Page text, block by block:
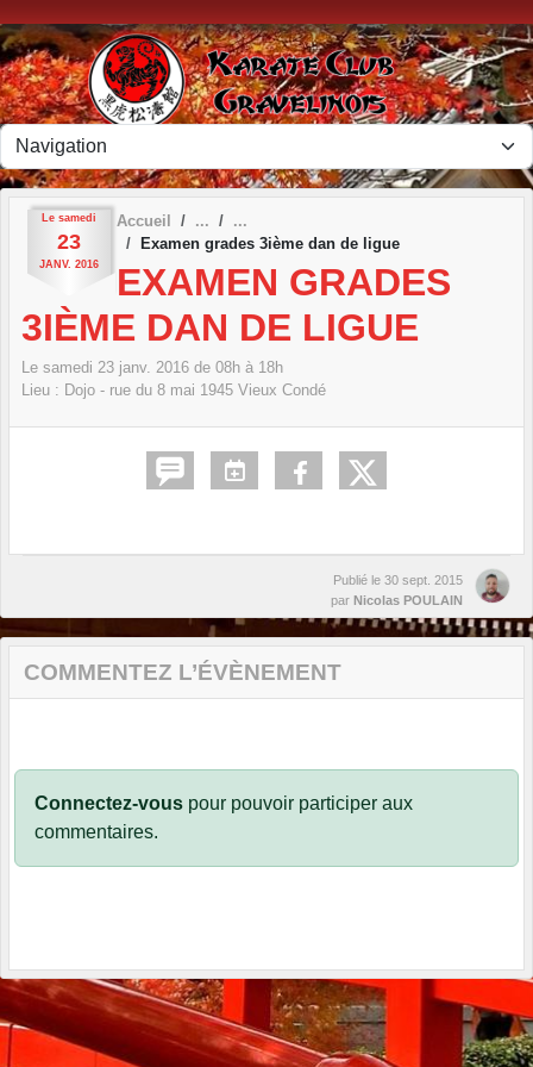
Le samedi
23
JANV. 2016
Accueil
Examen grades 3ième dan de ligue
EXAMEN GRADES
3IÈME DAN DE LIGUE
Le samedi 23 janv. 2016 de 08h à 18h
Lieu : Dojo - rue du 8 mai 1945 Vieux Condé
Publié le 30 sept. 2015
par Nicolas POULAIN
COMMENTEZ L’ÉVÈNEMENT
Connectez-vous pour pouvoir participer aux
commentaires.